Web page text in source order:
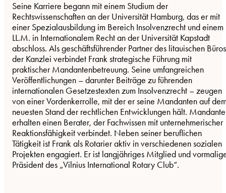
Seine Karriere begann mit einem Studium der
Rechtswissenschaften an der Universität Hamburg, das er mit
einer Spezialausbildung im Bereich Insolvenzrecht und einem
LL.M. in Internationalem Recht an der Universität Kapstadt
abschloss. Als geschäftsführender Partner des litauischen Büros
der Kanzlei verbindet Frank strategische Führung mit
praktischer Mandantenbetreuung. Seine umfangreichen
Veröffentlichungen – darunter Beiträge zu führenden
internationalen Gesetzestexten zum Insolvenzrecht – zeugen
von einer Vordenkerrolle, mit der er seine Mandanten auf
neuesten Stand der rechtlichen Entwicklungen hält.
erhalten einen Berater, der Fachwissen mit unternehmerischer
Reaktionsfähigkeit verbindet. Neben seiner beruflichen
Tätigkeit ist Frank als Rotarier aktiv in verschiedenen sozialen
Projekten engagiert. Er ist langjähriges Mitglied und
Präsident des „Vilnius International Rotary Club“.